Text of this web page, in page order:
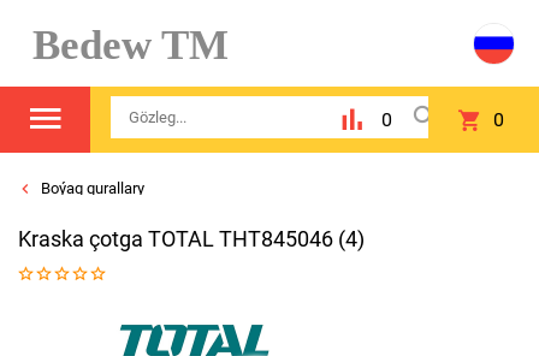
Bedew TM
0 0
Boýag gurallary
Kraska çotga TOTAL THT845046 (4)